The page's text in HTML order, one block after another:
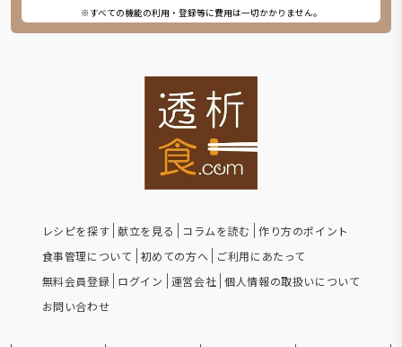
※すべての機能の利用・登録等に費用は一切かかりません。
レシピを探す 献立を見る コラムを読む
作り方のポイント
食事管理について
初めての方へ
ご利用にあたって
無料会員登録 ログイン 運営会社 個人情報の取扱いについて
お問い合わせ